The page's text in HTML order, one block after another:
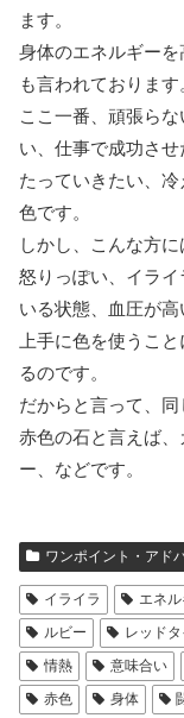
ます。
身体のエネルギー
も言われております
ここ一番、頑張ら
い、仕事で成功さ
たっていきたい、
色です。
しかし、こんな方
怒りっぽい、イラ
いる状態、血圧が高
上手に色を使うこ
るのです。
だからと言って、同
赤色の石と言えば
ー、などです。
ワンポイント・アド
イライラ エネ
ルビー
レッド
情熱
意味合い
赤色
身体